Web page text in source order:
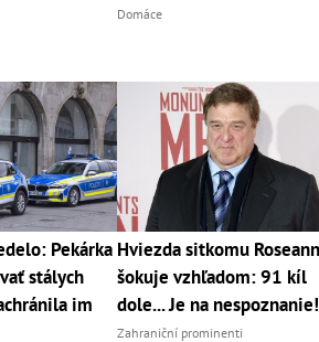
Domáce
Pekárka
stálych
im
Hviezda sitkomu
šokuje vzhľadom: 91 kíl
dole... Je na nespoznanie!
Zahraniční prominenti